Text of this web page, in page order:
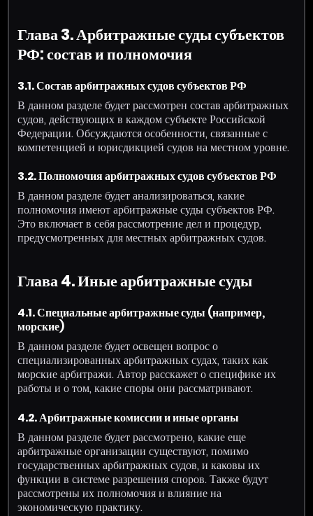
Глава 3. Арбитражные суды субъектов
РФ: состав и полномочия
3.1. Состав арбитражных судов субъектов РФ
В данном разделе будет рассмотрен состав арбитражных
судов, действующих в каждом субъекте Российской
Федерации. Обсуждаются особенности, связанные с
компетенцией и юрисдикцией судов на местном уровне.
3.2. Полномочия арбитражных судов субъектов РФ
В данном разделе будет анализироваться, какие
полномочия имеют арбитражные суды субъектов РФ.
Это включает в себя рассмотрение дел и процедур,
предусмотренных для местных арбитражных судов.
Глава 4. Иные арбитражные суды
4.1. Специальные арбитражные суды (например,
морские)
В данном разделе будет освещен вопрос о
специализированных арбитражных судах, таких как
морские арбитражи. Автор расскажет о специфике их
работы и о том, какие споры они рассматривают.
4.2. Арбитражные комиссии и иные органы
В данном разделе будет рассмотрено, какие еще
арбитражные организации существуют, помимо
государственных арбитражных судов, и каковы их
функции в системе разрешения споров. Также будут
рассмотрены их полномочия и влияние на
экономическую практику.